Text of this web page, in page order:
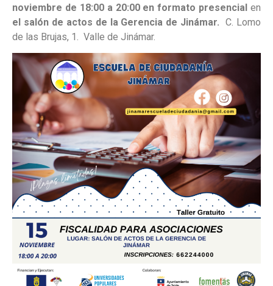
noviembre de 18:00 a 20:00 en formato presencial en
el salón de actos de la Gerencia de Jinámar.C. Lomo
de las Brujas, 1. Valle de Jinámar.